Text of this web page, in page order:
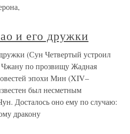
и его дружки
(Сун Четвертый устроил
по прозвищу Жадная
эпохи Мин (XIV–
был несметным
Досталось оно ему по случаю:
дракону